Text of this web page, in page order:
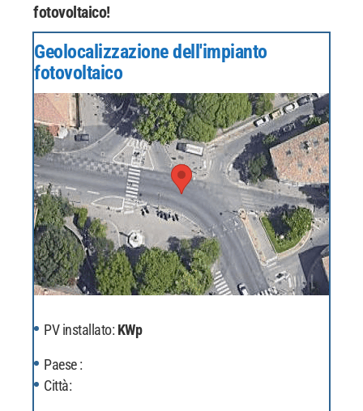
fotovoltaico!
Geolocalizzazione dell'impianto
fotovoltaico
PV installato: KWp
Paese :
Città: